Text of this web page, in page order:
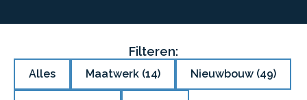
Filteren:
Alles Maatwerk (14) Nieuwbouw (49)